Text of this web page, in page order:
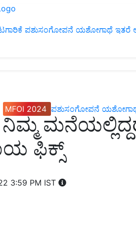
ಪಶುಸಂಗೋಪನೆ ಯಶೋಗಾಥೆ ಇತರೆ
MFOI 2024 ಪಶುಸಂಗೋಪನೆ
ಫಿಕ್ಸ್‌
3:59 PM IST